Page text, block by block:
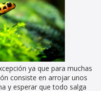
ya que para muchas
consiste en arrojar unos
y esperar que todo salga